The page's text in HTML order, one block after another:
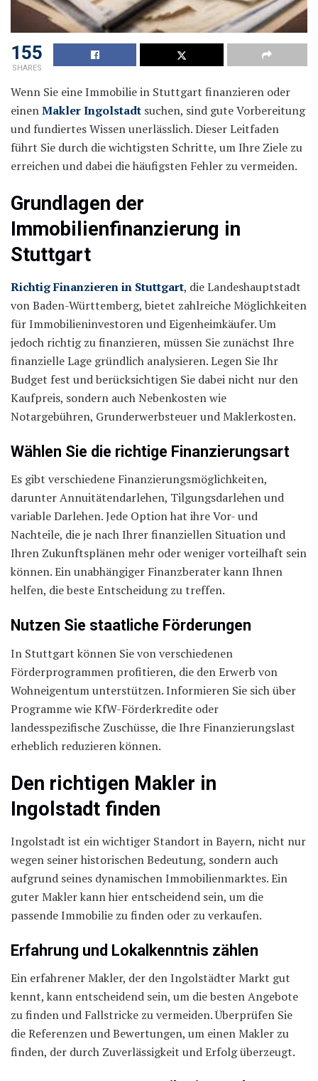
155
SHARES
Wenn Sie eine Immobilie in Stuttgart finanzieren oder
einenMakler Ingolstadt suchen, sind gute Vorbereitung
und fundiertes Wissen unerlässlich. Dieser Leitfaden
führt Sie durch die wichtigsten Schritte, um Ihre Ziele zu
erreichen und dabei die häufigsten Fehler zu vermeiden.
Grundlagen der
Immobilienfinanzierung in
Stuttgart
Richtig Finanzieren in Stuttgart, die Landeshauptstadt
von Baden-Württemberg, bietet zahlreiche Möglichkeiten
für Immobilieninvestoren und Eigenheimkäufer. Um
jedoch richtig zu finanzieren, müssen Sie zunächst Ihre
finanzielle Lage gründlich analysieren. Legen Sie Ihr
Budget fest und berücksichtigen Sie dabei nicht nur den
Kaufpreis, sondern auch Nebenkosten wie
Notargebühren, Grunderwerbsteuer und Maklerkosten.
Wählen Sie die richtige Finanzierungsart
Es gibt verschiedene Finanzierungsmöglichkeiten,
darunter Annuitätendarlehen, Tilgungsdarlehen und
variable Darlehen. Jede Option hat ihre Vor- und
Nachteile, die je nach Ihrer finanziellen Situation und
Ihren Zukunftsplänen mehr oder weniger vorteilhaft sein
können. Ein unabhängiger Finanzberater kann Ihnen
helfen, die beste Entscheidung zu treffen.
Nutzen Sie staatliche Förderungen
In Stuttgart können Sie von verschiedenen
Förderprogrammen profitieren, die den Erwerb von
Wohneigentum unterstützen. Informieren Sie sich über
Programme wie KfW-Förderkredite oder
landesspezifische Zuschüsse, die Ihre Finanzierungslast
erheblich reduzieren können.
Den richtigen Makler in
Ingolstadt finden
Ingolstadt ist ein wichtiger Standort in Bayern, nicht nur
wegen seiner historischen Bedeutung, sondern auch
aufgrund seines dynamischen Immobilienmarktes. Ein
guter Makler kann hier entscheidend sein, um die
passende Immobilie zu finden oder zu verkaufen.
Erfahrung und Lokalkenntnis zählen
Ein erfahrener Makler, der den Ingolstädter Markt gut
kennt, kann entscheidend sein, um die besten Angebote
zu finden und Fallstricke zu vermeiden. Überprüfen Sie
die Referenzen und Bewertungen, um einen Makler zu
finden, der durch Zuverlässigkeit und Erfolg überzeugt.